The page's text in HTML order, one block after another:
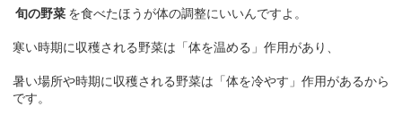
旬の野菜 を食べたほうが体の調整にいいんですよ。
寒い時期に収穫される野菜は「体を温める」作用があり、
暑い場所や時期に収穫される野菜は「体を冷やす」作用があるから
です。